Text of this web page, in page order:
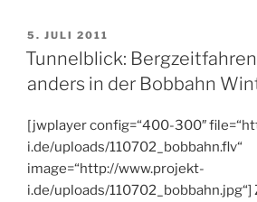
Test
der
Radrunde,
und
Abholen
der
Startunterlagen“
VERÖFFENTLICHT
AM
5. JULI 2011
Tunnelblick:
anders in der Bobbahn
[jwplayer config=“400-300″
i.de/uploads/110702_bobbahn.flv“
image=“http://www.projekt-
i.de/uploads/110702_bobbahn.jpg“]